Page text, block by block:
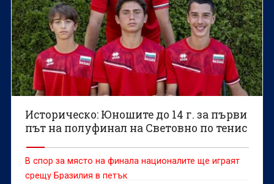
Историческо: Юношите до 14 г. за първи
път на полуфинал на Световно по тенис
В спор за място на финала националите ще играят
срещу Бразилия в петък